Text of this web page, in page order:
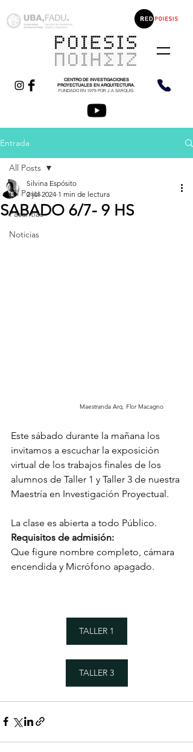
CENTRO DE INVESTIGACIONES
PROYECTUALES EN ARQUITECTURA.
FUNDADO EN 1978 POR J.A SARQUIS.
Entrada
All Posts
Pasantías
Noticias
All Posts
SABADO 6/7- 9 HS
Silvina Espósito
2 jul 2024 1 min de lectura
                                      Maestranda Arq. Flor Macagno
Este sábado durante la mañana los
invitamos a escuchar la exposición
virtual de los trabajos finales de los
alumnos de Taller 1 y Taller 3 de nuestra
Maestría en Investigación Proyectual.
La clase es abierta a todo Público.
Requisitos de admisión:
Que figure nombre completo, cámara
encendida y Micrófono apagado.
TALLER 1
TALLER 3